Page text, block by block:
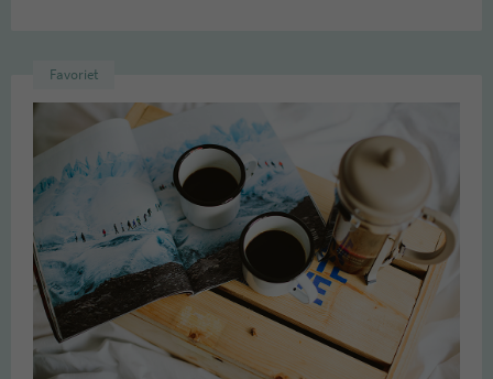
Favoriet